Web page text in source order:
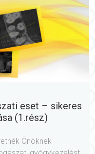
eset – sikeres
(1.rész)
Önöknek